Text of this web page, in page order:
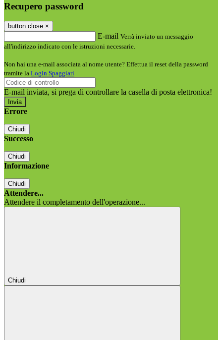
Recupero password
button close ×
E-mail Verrà inviato un messaggio
all'indirizzo indicato con le istruzioni necessarie.
Non hai una e-mail associata al nome utente? Effettua il reset della password
tramite la Login Spaggiari
E-mail inviata, si prega di controllare la casella di posta elettronica!
Errore
Chiudi
Successo
Chiudi
Informazione
Chiudi
Attendere...
Attendere il completamento dell'operazione...
Chiudi